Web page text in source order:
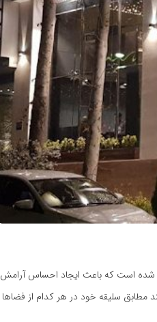
شده است که باعث ایجاد احساس آرامش
سلیقه خود در هر کدام از فضاها